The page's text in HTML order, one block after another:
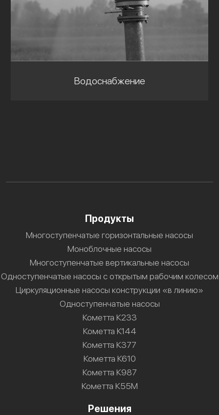
Водоснабжение
Продукты
Многоступенчатые горизонтальные насосы
Моноблочные насосы
Многоступенчатые вертикальные насосы
Одноступенчатые насосы с открытым рабочим колесом
Циркуляционные насосы конструкции «в линию»
Одноступенчатые насосы
Кометта К233
Кометта К144
Кометта К377
Кометта К610
Кометта К987
Кометта К55М
Решения